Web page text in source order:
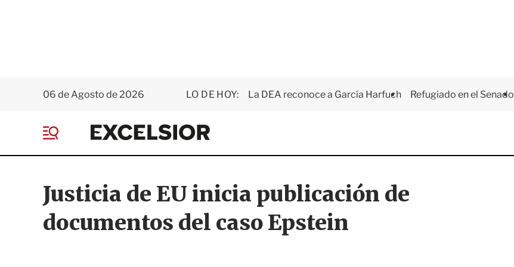
06 de Agosto de 2026 LO DE HOY: La DEA reconoce a García Harfuch Refugiado en el Senado
E
x
e
i
o
e
Justicia de EU inicia publicación de
documentos del caso Epstein